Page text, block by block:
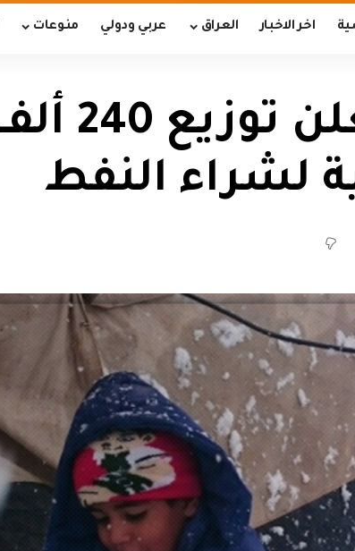
اخر الاخبار العراق عربي ودولي منوعات
لشراء النفط